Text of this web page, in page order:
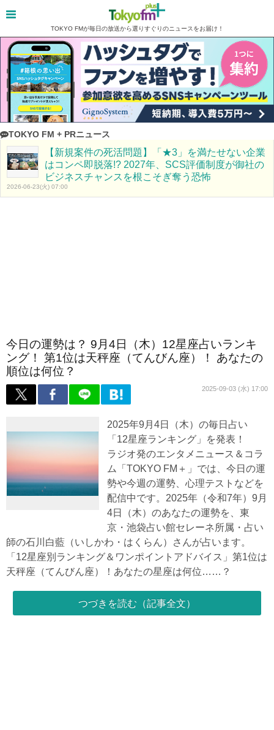
TOKYO FMが毎日の放送から選りすぐりのニュースをお届け！
TOKYO FM + PRニュース
【新規案件の死活問題】「★3」を満たせない企業
はコンペ即脱落!? 2027年、SCS評価制度が御社の
ビジネスチャンスを根こそぎ奪う恐怖
2026-06-23(火) 07:00
今日の運勢は？ 9月4日（木）12星座占いランキ
ング！ 第1位は天秤座（てんびん座）！ あなたの
順位は何位？
2025-09-03 (水) 17:00
2025年9月4日（木）の毎日占い
「12星座ランキング」を発表！
ラジオ発のエンタメニュース＆コラ
ム「TOKYO FM＋」では、今日の運
勢や今週の運勢、心理テストなどを
配信中です。2025年（令和7年）9月
4日（木）のあなたの運勢を、東
京・池袋占い館セレーネ所属・占い
師の石川白藍（いしかわ・はくらん）さんが占います。
「12星座別ランキング＆ワンポイントアドバイス」第1位は
天秤座（てんびん座）！あなたの星座は何位……？
つづきを読む（記事全文）